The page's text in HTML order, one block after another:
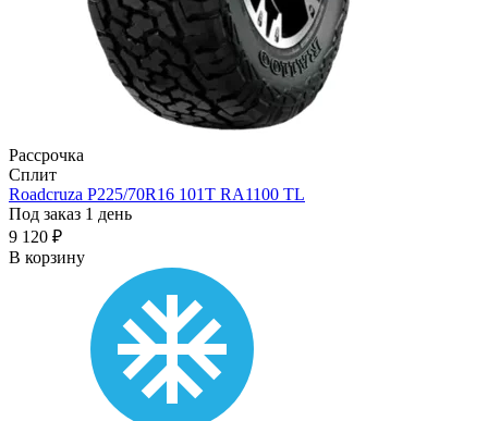
Рассрочка
Сплит
Roadcruza P225/70R16 101T RA1100 TL
Под заказ 1 день
9 120 ₽
В корзину